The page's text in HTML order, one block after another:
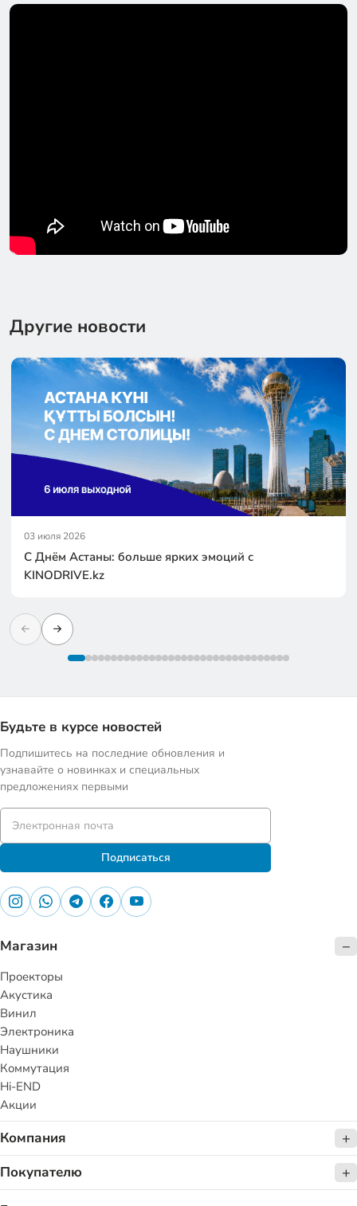
Другие новости
03 июля 2026
С Днём Астаны: больше ярких эмоций с
KINODRIVE.kz
Будьте в курсе новостей
Подпишитесь на последние обновления и
узнавайте о новинках и специальных
предложениях первыми
Подписаться
Магазин
Проекторы
Акустика
Винил
Электроника
Наушники
Коммутация
Hi-END
Акции
Компания
Покупателю